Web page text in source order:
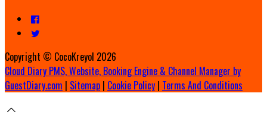
Copyright © CocoKreyol 2026
Cloud Diary PMS, Website, Booking Engine & Channel Manager by
GuestDiary.com | Sitemap | Cookie Policy | Terms And Conditions